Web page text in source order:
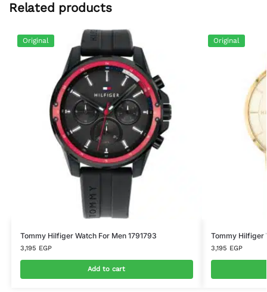
Related products
Original
Tommy Hilfiger Watch For Men 1791793
3,195 EGP
Add to cart
Original
Tommy Hilfiger
3,195 EGP